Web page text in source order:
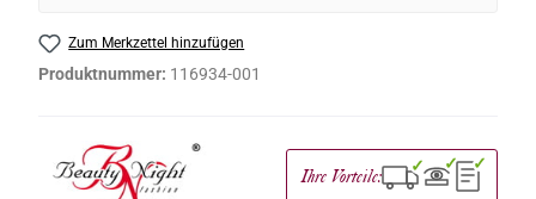
Zum Merkzettel hinzufügen
Produktnummer: 116934-001
Ihre Vorteile: ✓ ✓ ✓